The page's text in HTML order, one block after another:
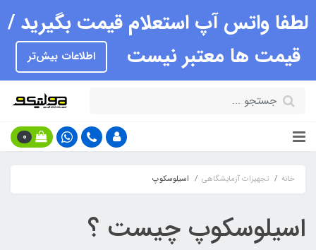
لطفا واتس آپ استعلام قیمت بگیرید /
قیمت ها معتبر نیست
اطلاعات بیش‌تر
0
خانه تجهیزات آزمایشگاهی اسیلوسکوپ
اسیلوسکوپ چیست ؟